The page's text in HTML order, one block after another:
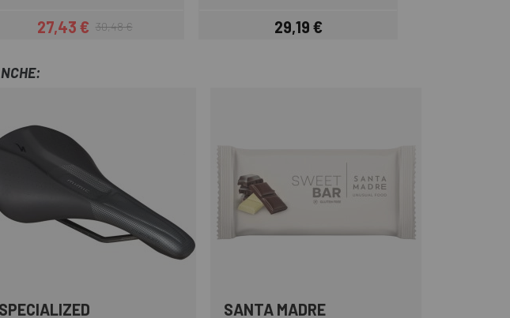
Prezzo
27,43 €Prezzo base
30,48 €
Prezzo
29,19 €
Nero
SPECIALIZED SANTA MADRE